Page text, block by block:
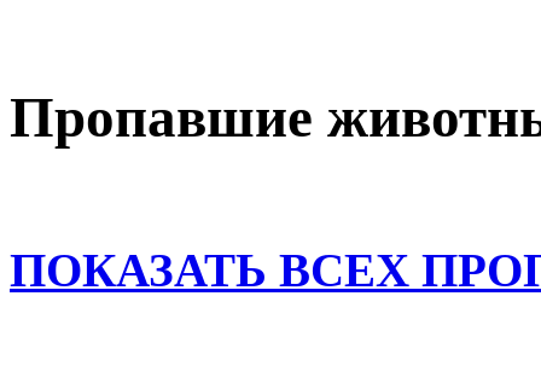
Пропавшие
ПОКАЗАТЬ ВСЕХ